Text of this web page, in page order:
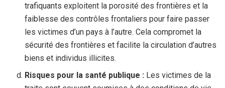
trafiquants exploitent la porosité des frontières et la
faiblesse des contrôles frontaliers pour faire passer
les victimes d’un pays à l’autre. Cela compromet la
sécurité des frontières et facilite la circulation d’autres
biens et individus illicites.
Risques pour la santé publique : Les victimes de la